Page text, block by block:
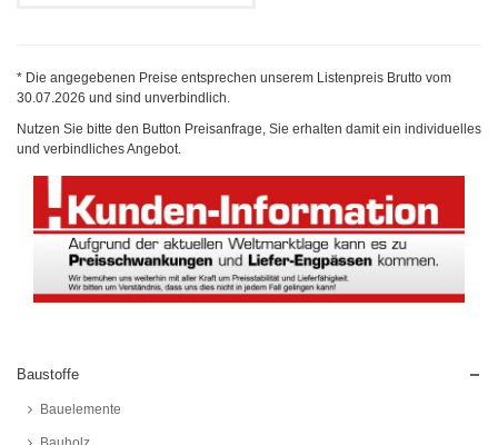
* Die angegebenen Preise entsprechen unserem Listenpreis Brutto vom
30.07.2026 und sind unverbindlich.
Nutzen Sie bitte den Button Preisanfrage, Sie erhalten damit ein individuelles
und verbindliches Angebot.
Baustoffe
Bauelemente